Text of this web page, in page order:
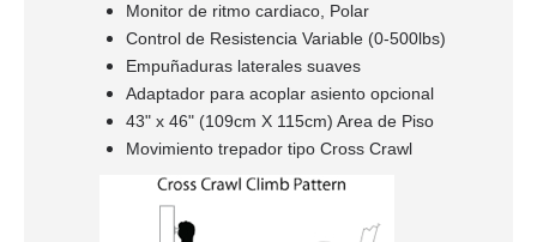
Monitor de ritmo cardiaco, Polar
Control de Resistencia Variable (0-500lbs)
Empuñaduras laterales suaves
Adaptador para acoplar asiento opcional
43" x 46" (109cm X 115cm) Area de Piso
Movimiento trepador tipo Cross Crawl